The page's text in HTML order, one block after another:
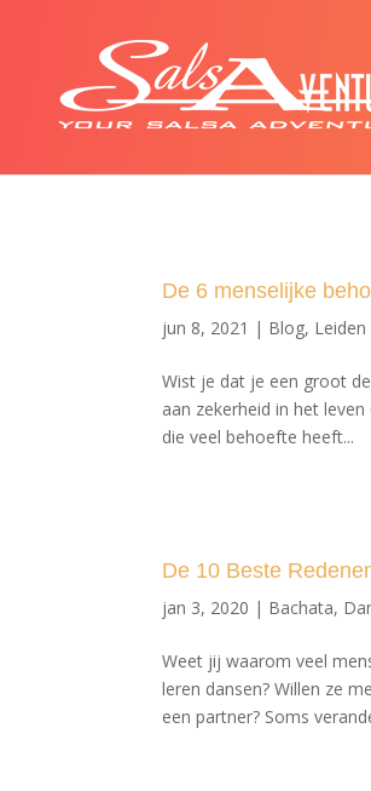
De 6 menselijke
jun 8, 2021 | Blog, Leiden
Wist je dat je een groot
aan zekerheid in het
die veel behoefte heeft...
De 10 Beste
jan 3, 2020 | Bachata,
Weet jij waarom veel
leren dansen? Willen ze
een partner? Soms